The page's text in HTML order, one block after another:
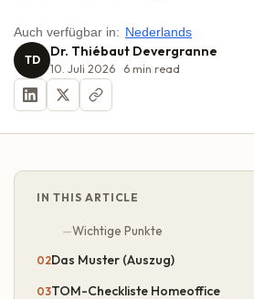
Auch verfügbar in: Nederlands
TD Dr. Thiébaut Devergranne
10. Juli 2026 6 min read
IN THIS ARTICLE
Wichtige Punkte
Das Muster (Auszug)
TOM-Checkliste Homeoffice